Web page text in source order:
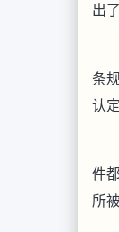
出
条
认
件
所